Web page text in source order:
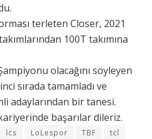
terleten Closer, 2021
100T takımına
olacağını söyleyen
sırada tamamladı ve
adaylarından bir tanesi.
başarılar dileriz.
lcs LoLespor TBF
tcl